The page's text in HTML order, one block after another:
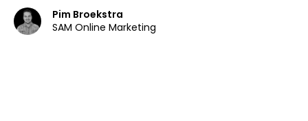
Pim Broekstra
SAM Online Marketing